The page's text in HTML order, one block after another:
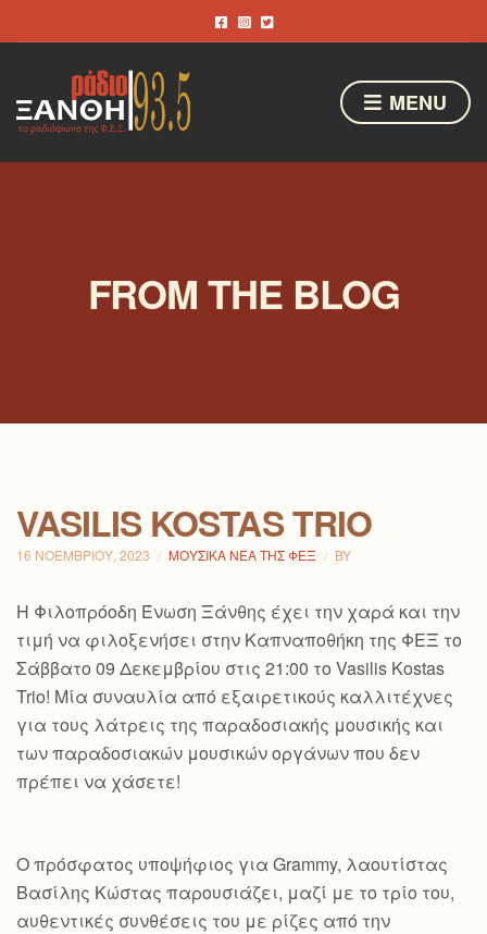
MENU
FROM THE BLOG
VASILIS KOSTAS TRIO
16 ΝΟΕΜΒΡΊΟΥ, 2023 ΜΟΥΣΙΚΆ ΝΈΑ ΤΗΣ ΦΕΞ BY
H Φιλοπρόοδη Ένωση Ξάνθης έχει την χαρά και την
τιμή να φιλοξενήσει στην Καπναποθήκη της ΦΕΞ το
Σάββατο 09 Δεκεμβρίου στις 21:00 το Vasilis Kostas
Trio! Μία συναυλία από εξαιρετικούς καλλιτέχνες
για τους λάτρεις της παραδοσιακής μουσικής και
των παραδοσιακών μουσικών οργάνων που δεν
πρέπει να χάσετε!
Ο πρόσφατος υποψήφιος για Grammy, λαουτίστας
Βασίλης Κώστας παρουσιάζει, μαζί με το τρίο του,
αυθεντικές συνθέσεις του με ρίζες από την